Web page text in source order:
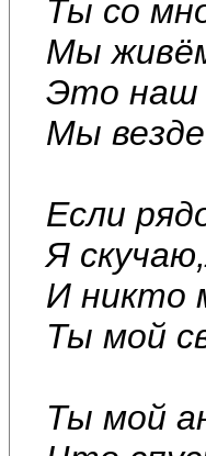
Ты со
Мы
Это наш
Мы
Если
Я
И никто
Ты мой
Ты мой